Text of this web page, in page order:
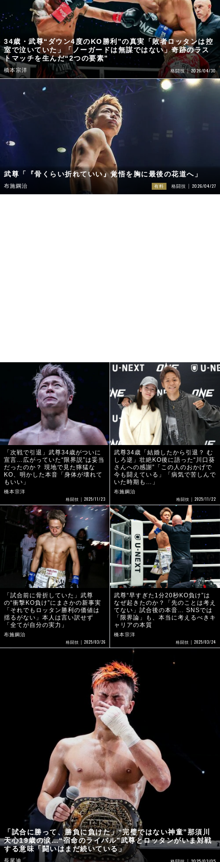
34歳・武尊“ダウン4度のKO勝利”の真実「敗者ロッタンは控
室で泣いていた」「ノーガードは無謀ではない」奇跡のラス
トマッチを生んだ“2つの要素”
橋本宗洋 格闘技 2026/04/30
武尊「『骨くらい折れていい』覚悟を胸に最後の花道へ」
布施鋼治 有料 格闘技 2026/04/27
「次戦で引退」武尊34歳がついに
宣言…広がっていた“限界説”は妥当
だったのか？ 現地で見た獰猛な
KO、明かした本音「身体が壊れて
もいい」
橋本宗洋
格闘技 2025/11/23
武尊34歳「結婚したから引退？ む
しろ逆」壮絶KO後に語った“川口葵
さんへの感謝”「この人のおかげで
今も闘えている」「病気で苦しんで
いた時期も…」
布施鋼治
格闘技 2025/11/22
「試合前に骨折していた」武尊
の“衝撃KO負け”にまさかの新事実
「それでもロッタン勝利の価値は
揺るがない」本人は言い訳せず
「全てが自分の実力」
布施鋼治
格闘技 2025/03/26
武尊“早すぎた1分20秒KO負け”は
なぜ起きたのか？「先のことは考え
てない」試合後の本音… SNSでは
「限界論」も、本当に考えるべきキ
ャリアの本質
橋本宗洋
格闘技 2025/03/24
「試合に勝って、勝負に負けた」“完璧ではない神童”那須川
天心19歳の涙…“宿命のライバル”武尊とロッタンがいま対戦
する意味「闘いはまだ続いている」
長尾迪